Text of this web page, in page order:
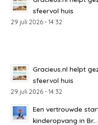
sfeervol huis
29 juli 2026 - 14:32
Gracieus.nl helpt
sfeervol huis
29 juli 2026 - 14:32
Een vertrouwde
kinderopvang in Br...